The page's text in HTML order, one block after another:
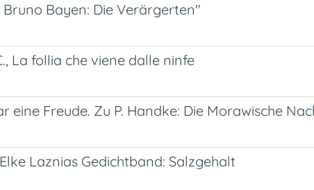
Bruno Bayen: Die Verärgerten"
La follia che viene dalle ninfe
eine Freude. Zu P. Handke: Die Morawische
Laznias Gedichtband: Salzgehalt